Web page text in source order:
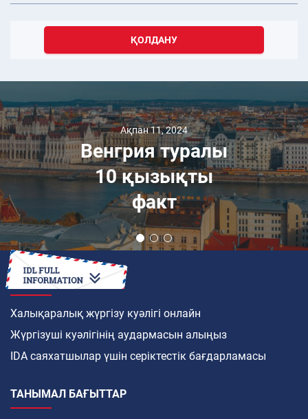
ҚОЛДАНУ
Ақпан 11, 2024
Венгрия туралы
10 қызықты
факт
ҚАЛАЙ
Халықаралық жүргізу куәлігі онлайн
Жүргізуші куәлігінің аудармасын алыңыз
IDA саяхатшылар үшін серіктестік бағдарламасы
ТАНЫМАЛ БАҒЫТТАР